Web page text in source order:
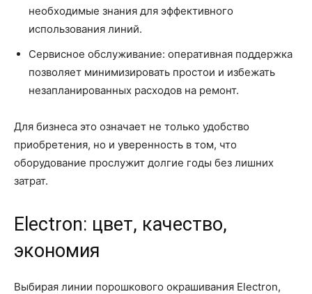
необходимые знания для эффективного
использования линий.
Сервисное обслуживание: оперативная поддержка
позволяет минимизировать простои и избежать
незапланированных расходов на ремонт.
Для бизнеса это означает не только удобство
приобретения, но и уверенность в том, что
оборудование прослужит долгие годы без лишних
затрат.
Electron: цвет, качество,
экономия
Выбирая линии порошкового окрашивания Electron,